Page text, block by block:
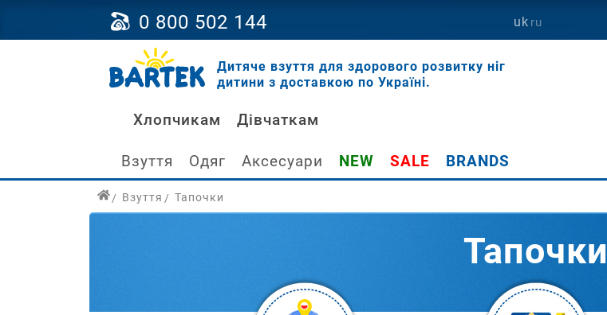
0 800 502 144 uk ru
Дитяче взуття для здорового розвитку ніг
дитини з доставкою по Україні.
Хлопчикам Дівчаткам
Взуття Одяг Аксесуари NEW SALE BRANDS
Взуття Тапочки
Тапочки